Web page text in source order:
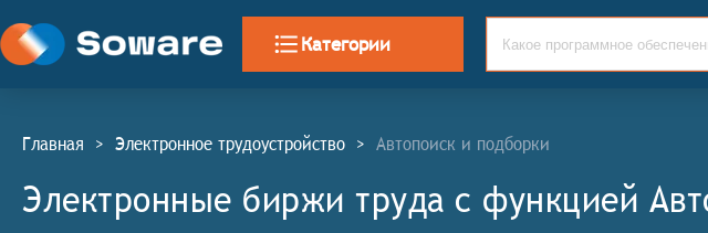
Категории
Главная > Электронное трудоустройство > Автопоиск и подборки
Электронные биржи труда c функцией